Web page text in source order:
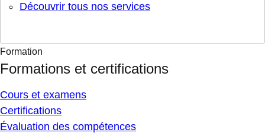
Découvrir tous nos services
Formation
Formations et certifications
Cours et examens
Certifications
Évaluation des compétences